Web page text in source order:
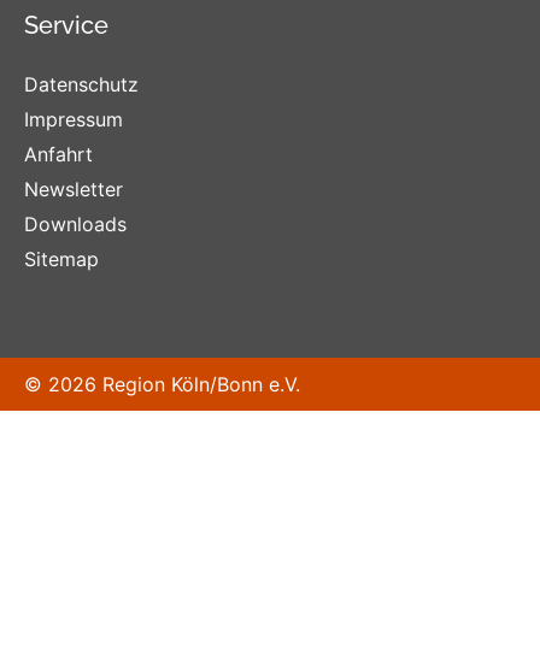
Service
Datenschutz
Impressum
Anfahrt
Newsletter
Downloads
Sitemap
© 2026 Region Köln/Bonn e.V.